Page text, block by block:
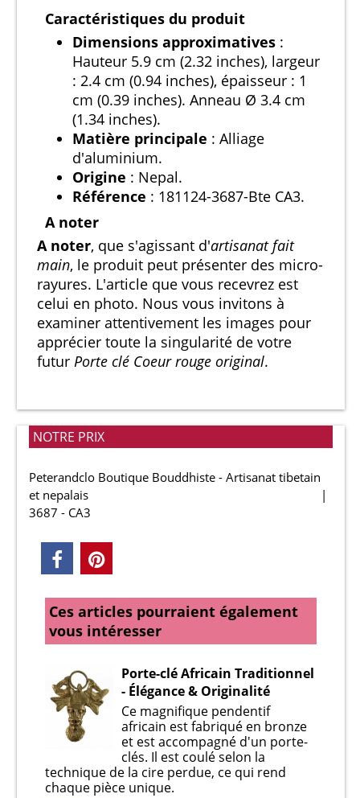
Caractéristiques du produit
Dimensions approximatives :
Hauteur 5.9 cm (2.32 inches), largeur
: 2.4 cm (0.94 inches), épaisseur : 1
cm (0.39 inches). Anneau Ø 3.4 cm
(1.34 inches).
Matière principale : Alliage
d'aluminium.
Origine : Nepal.
Référence : 181124-3687-Bte CA3.
A noter
A noter, que s'agissant d'artisanat fait
main, le produit peut présenter des micro-
rayures. L'article que vous recevrez est
celui en photo. Nous vous invitons à
examiner attentivement les images pour
apprécier toute la singularité de votre
futur Porte clé Coeur rouge original.
NOTRE PRIX
Peterandclo Boutique Bouddhiste - Artisanat tibetain
et nepalais
3687 - CA3
Ces articles pourraient également
vous intéresser
Porte-clé Africain Traditionnel
- Élégance & Originalité
Ce magnifique pendentif
africain est fabriqué en bronze
et est accompagné d'un porte-
clés. Il est coulé selon la
technique de la cire perdue, ce qui rend
chaque pièce unique.